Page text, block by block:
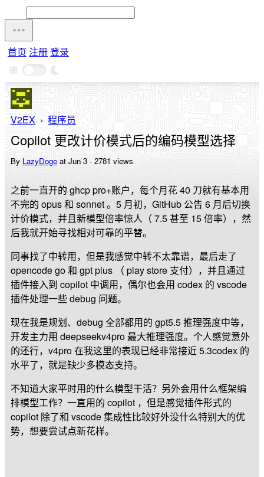
首页 注册登录
V2EX › 程序员
Copilot 更改计价模式后的编码模型选择
By LazyDoge at Jun 3 · 2781 views
之前一直开的 ghcp pro+账户，每个月花 40 刀就有基本用
不完的 opus 和 sonnet 。5 月初，GitHub 公告 6 月后切换
计价模式，并且新模型倍率惊人（ 7.5 甚至 15 倍率），然
后我就开始寻找相对可靠的平替。
同事找了中转用，但是我感觉中转不太靠谱，最后走了
opencode go 和 gpt plus （ play store 支付），并且通过
插件接入到 copilot 中调用，偶尔也会用 codex 的 vscode
插件处理一些 debug 问题。
现在我是规划、debug 全部都用的 gpt5.5 推理强度中等，
开发主力用 deepseekv4pro 最大推理强度。个人感觉意外
的还行，v4pro 在我这里的表现已经非常接近 5.3codex 的
水平了，就是缺少多模态支持。
不知道大家平时用的什么模型干活？另外会用什么框架编
排模型工作？一直用的 copilot ，但是感觉插件形式的
copilot 除了和 vscode 集成性比较好外没什么特别大的优
势，想要尝试点新花样。